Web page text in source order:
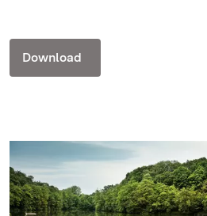
Download